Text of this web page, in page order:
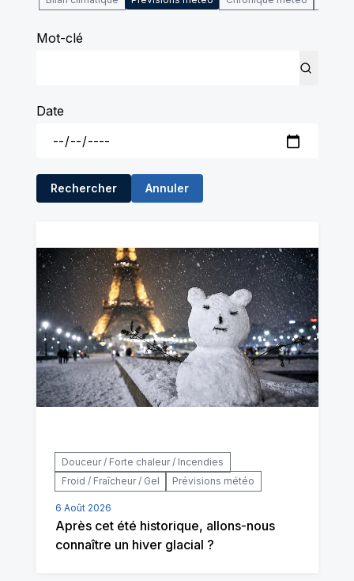
Mot-clé
Date
Rechercher Annuler
Douceur / Forte chaleur / Incendies
Froid / Fraîcheur / Gel
Prévisions météo
6 Août 2026
Après cet été historique, allons-nous
connaître un hiver glacial ?